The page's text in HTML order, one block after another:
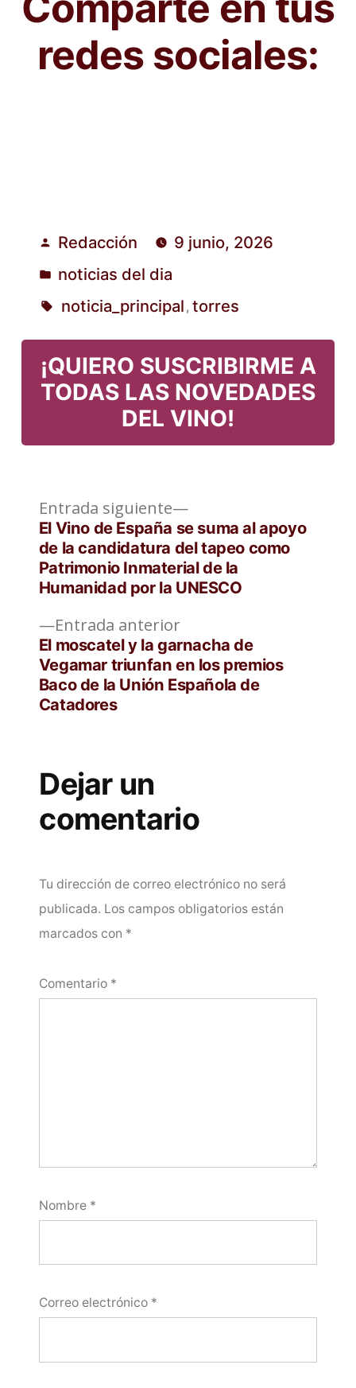
redes sociales:
Publicado
por
Redacción 9 junio, 2026
Publicado
en
noticias del dia
noticia_principal , torres
¡QUIERO SUSCRIBIRME A
TODAS LAS NOVEDADES
DEL VINO!
Navegación
de
entradas
Entrada anteriorEntrada
anterior:
El moscatel y la garnacha de
Vegamar triunfan en los premios
Baco de la Unión Española de
Catadores
Entrada siguiente
Entrada
siguiente:
El Vino de España se suma al apoyo
de la candidatura del tapeo como
Patrimonio Inmaterial de la
Humanidad por la UNESCO
Dejar un
comentario
Tu dirección de correo electrónico no será
publicada. Los campos obligatorios están
marcados con *
Comentario *
Nombre *
Correo electrónico *